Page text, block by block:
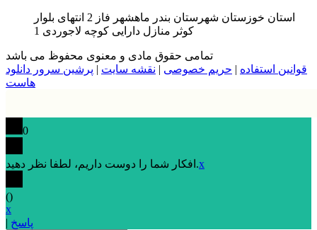
استان خوزستان شهرستان بندر ماهشهر فاز 2 انتهای بلوار
کوثر منازل دارایی کوچه لاجوردی 1
تمامی حقوق مادی و معنوی محفوظ می باشد
قوانین استفاده | حریم خصوصی | نقشه سایت | پرشین سرور دانلود
هاست
0
افکار شما را دوست داریم، لطفا نظر دهید.x
()
x
| پاسخ